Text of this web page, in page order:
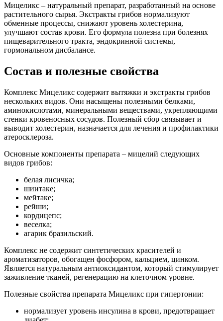
Мицеликс – натуральный препарат, разработанный на основе
растительного сырья. Экстракты грибов нормализуют
обменные процессы, снижают уровень холестерина,
улучшают состав крови. Его формула полезна при болезнях
пищеварительного тракта, эндокринной системы,
гормональном дисбалансе.
Состав и полезные свойства
Комплекс Мицеликс содержит вытяжки и экстракты грибов
нескольких видов. Они насыщены полезными белками,
аминокислотами, минеральными веществами, укрепляющими
стенки кровеносных сосудов. Полезный сбор связывает и
выводит холестерин, назначается для лечения и профилактики
атеросклероза.
Основные компоненты препарата – мицелий следующих
видов грибов:
белая лисичка;
шиитаке;
мейтаке;
рейши;
кордицепс;
веселка;
агарик бразильский.
Комплекс не содержит синтетических красителей и
ароматизаторов, обогащен фосфором, кальцием, цинком.
Является натуральным антиоксидантом, который стимулирует
заживление тканей, регенерацию на клеточном уровне.
Полезные свойства препарата Мицеликс при гипертонии:
нормализует уровень инсулина в крови, предотвращает